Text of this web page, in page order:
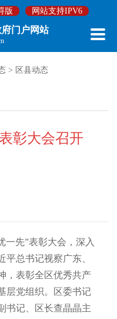
版 网站支持IPV6
门户网站
> 区县动态
彰大会召开
先”表彰大会，深入
总书记视察广东、
，表彰全区优秀共产
层党组织。区委书记
书记、区长查晶晶主